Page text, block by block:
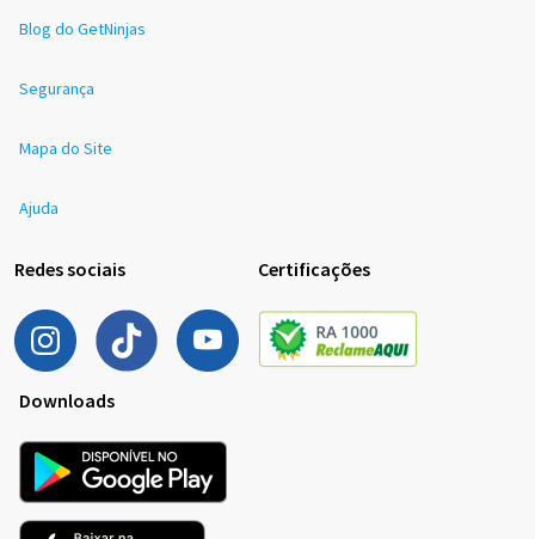
Blog do GetNinjas
Segurança
Mapa do Site
Ajuda
Redes sociais Certificações
Downloads